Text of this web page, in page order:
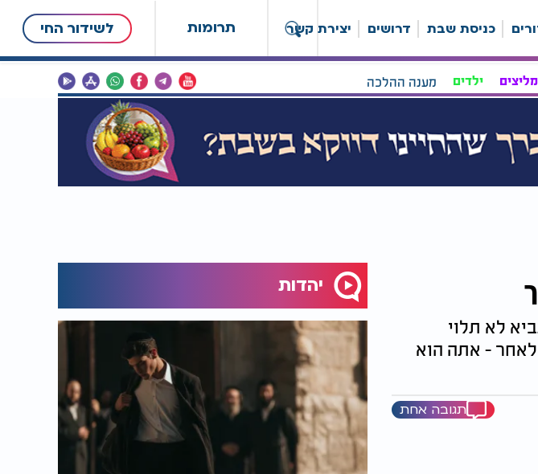
תרומות לשידור החי כניסת שבת דרושים יצירת קשר
ילדים מענה ההלכה
לא תלוי
לאחר - אתה הוא
תגובה אחת
יהדות